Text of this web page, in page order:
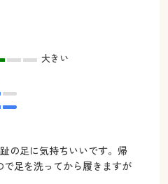
大きい
の足に気持ちいいです。帰
足を洗ってから履きますが